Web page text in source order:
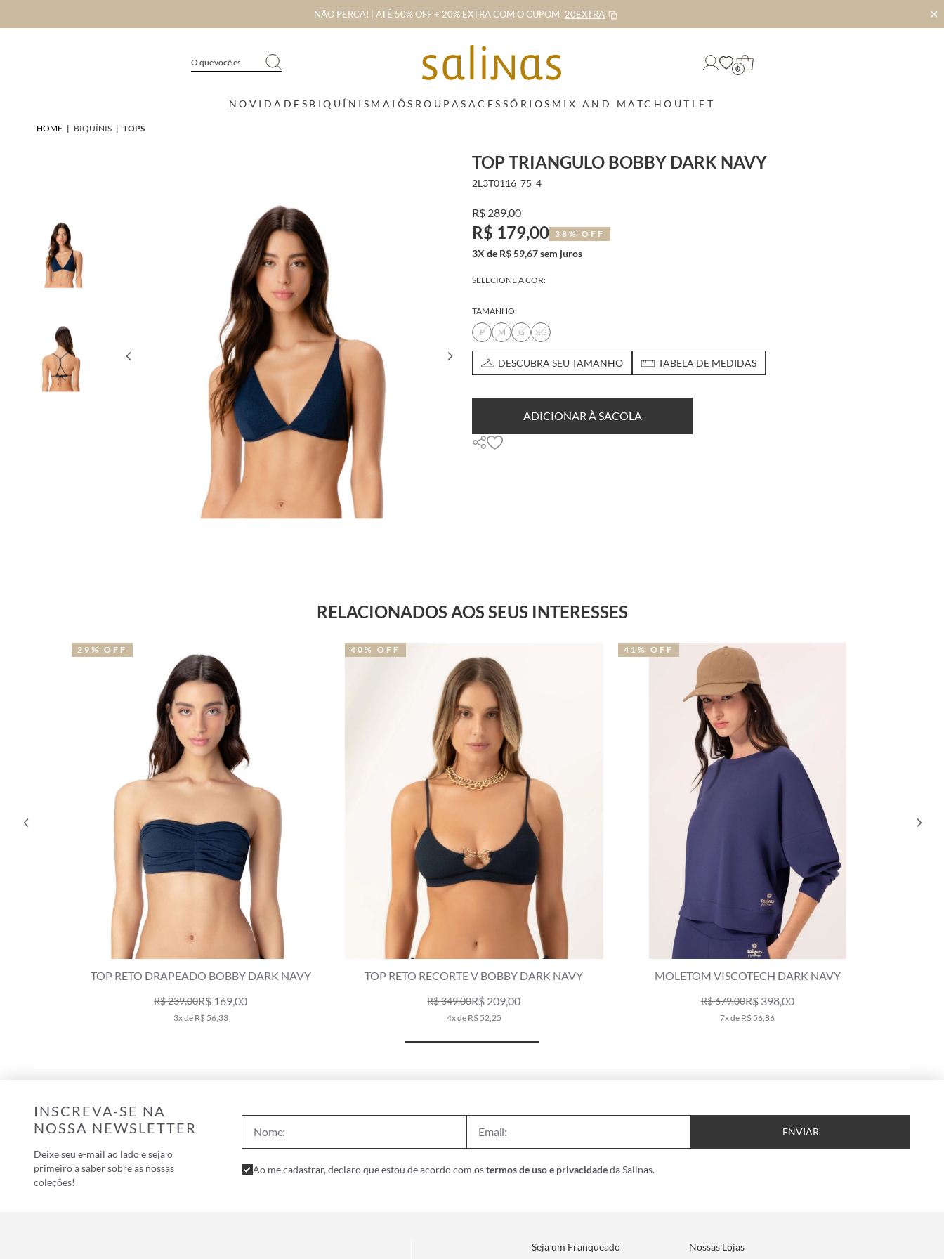
NÃO PERCA! | ATÉ 50% OFF + 20% EXTRA COM O CUPOM 20EXTRA ✕
0
NOVIDADES BIQUÍNIS MAIÔS ROUPAS ACESSÓRIOS MIX AND MATCHOUTLET
HOME | BIQUÍNIS | TOPS
TOP TRIANGULO BOBBY DARK NAVY
2L3T0116_75_4
R$ 289,00
R$ 179,00 38% OFF
3X de R$ 59,67 sem juros
SELECIONE A COR:
TAMANHO:
P
M G XG
DESCUBRA SEU TAMANHO TABELA DE MEDIDAS
ADICIONAR À SACOLA
RELACIONADOS AOS SEUS INTERESSES
TOP RETO DRAPEADO BOBBY DARK NAVY
R$ 239,00R$ 169,00
3x de R$ 56,33
29% OFF
TOP RETO RECORTE V BOBBY DARK NAVY
R$ 349,00R$ 209,00
4x de R$ 52,25
40% OFF
MOLETOM VISCOTECH DARK NAVY
R$ 679,00R$ 398,00
7x de R$ 56,86
41% OFF
INSCREVA-SE NA
NOSSA NEWSLETTER
Deixe seu e-mail ao lado e seja o
primeiro a saber sobre as nossas
coleções!
ENVIAR
Ao me cadastrar, declaro que estou de acordo com ostermos de uso e privacidadeda Salinas.
Seja um Franqueado Nossas Lojas